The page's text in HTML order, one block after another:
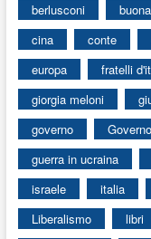
berlusconi
cina
conte
europa
fratelli
giorgia meloni
governo
guerra in ucraina
israele
italia
Liberalismo
libri